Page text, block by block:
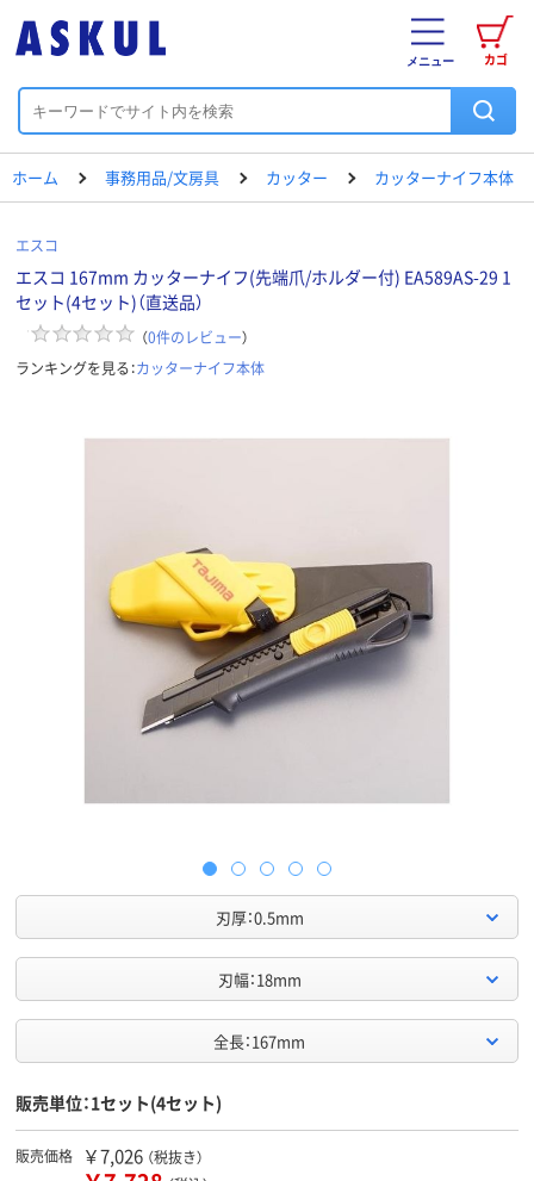
カゴ
メニュー
ホーム 事務用品/文房具 カッター カッターナイフ本体
エスコ
エスコ 167mm カッターナイフ(先端爪/ホルダー付) EA589AS-29 1
セット(4セット)（直送品）
（0件のレビュー）
ランキングを見る：カッターナイフ本体
刃厚：0.5mm
刃幅：18mm
全長：167mm
販売単位：1セット(4セット)
販売価格 ￥7,026 （税抜き）